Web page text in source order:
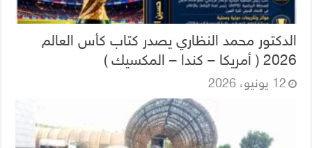
الدكتور محمد النظاري يصدر كتاب كأس العالم
2026 ( أمريكا – كندا – المكسيك )
12 يونيو، 2026